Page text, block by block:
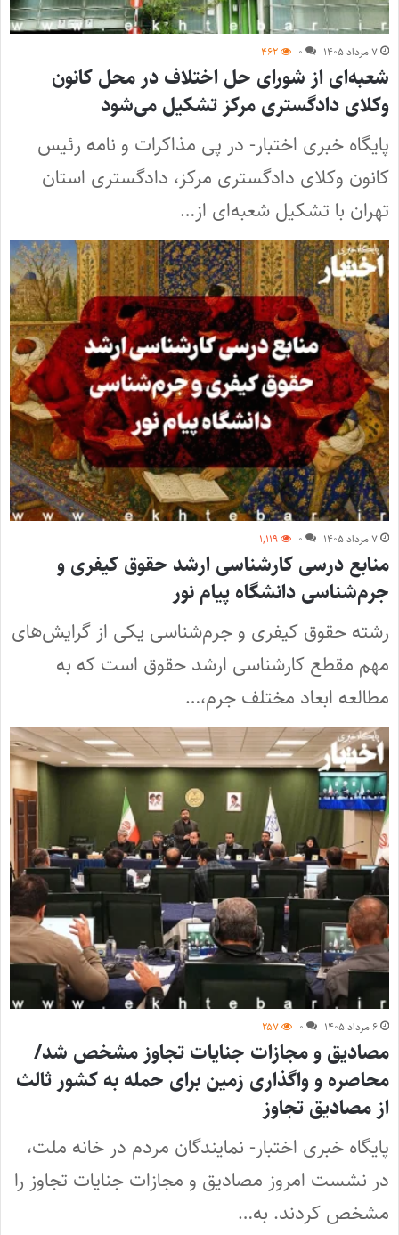
۷ مرداد ۱۴۰۵ ۰ ۴۶۲
شعبه‌ای از شورای حل اختلاف در محل کانون
وکلای دادگستری مرکز تشکیل می‌شود
پایگاه خبری اختبار- در پی مذاکرات و نامه رئیس
کانون وکلای دادگستری مرکز، دادگستری استان
تهران با تشکیل شعبه‌ای از…
۷ مرداد ۱۴۰۵ ۰ ۱,۱۱۹
منابع درسی کارشناسی ارشد حقوق کیفری و
جرم‌شناسی دانشگاه پیام نور
رشته حقوق کیفری و جرم‌شناسی یکی از گرایش‌های
مهم مقطع کارشناسی ارشد حقوق است که به
مطالعه ابعاد مختلف جرم،…
۶ مرداد ۱۴۰۵ ۰ ۲۵۷
مصادیق و مجازات جنایات تجاوز مشخص شد/
محاصره و واگذاری زمین برای حمله به کشور ثالث
از مصادیق تجاوز
پایگاه خبری اختبار- نمایندگان مردم در خانه ملت،
در نشست امروز مصادیق و مجازات جنایات تجاوز را
مشخص کردند. به…